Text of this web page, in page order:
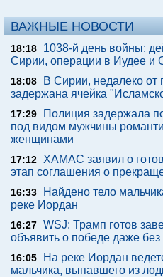
ВАЖНЫЕ НОВОСТИ
18:18
1038-й день войны:
Сирии, операции в Иудее и
18:08
В Сирии, недалеко от
задержана ячейка
17:29
Полиция задержала
под видом мужчины
женщинами
17:12
ХАМАС заявил о
этап соглашения о
16:33
Найдено тело
реке Иордан
16:27 WSJ: Трамп готов
объявить о победе даже
16:05
На реке Иордан
мальчика, выпавшего из